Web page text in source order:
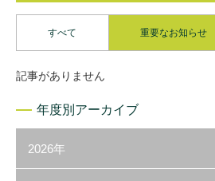
すべて 重要なお知らせ
記事がありません
年度別アーカイブ
2026年